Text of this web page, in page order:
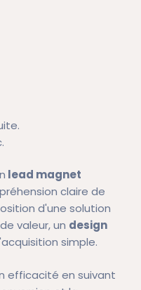
lead magnet
claire de
d'une solution
valeur, un design
simple.
efficacité en suivant